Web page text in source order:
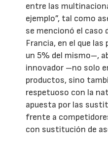
entre las
ejemplo”, tal como
se mencionó el caso
Francia, en el que
un 5% del mismo–,
innovador –no solo
productos, sino
respetuoso con la
apuesta por las
frente a
con sustitución de